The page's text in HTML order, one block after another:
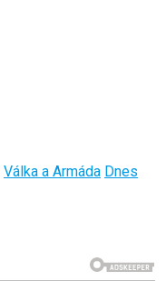
Válka a Armáda Dnes